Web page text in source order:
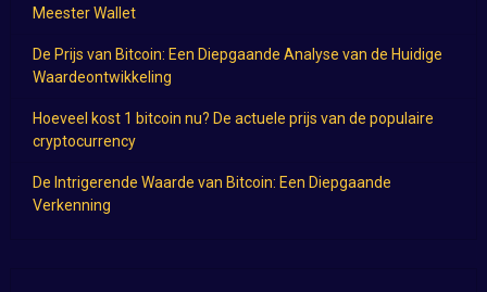
Meester Wallet
De Prijs van Bitcoin: Een Diepgaande Analyse van de Huidige
Waardeontwikkeling
Hoeveel kost 1 bitcoin nu? De actuele prijs van de populaire
cryptocurrency
De Intrigerende Waarde van Bitcoin: Een Diepgaande
Verkenning